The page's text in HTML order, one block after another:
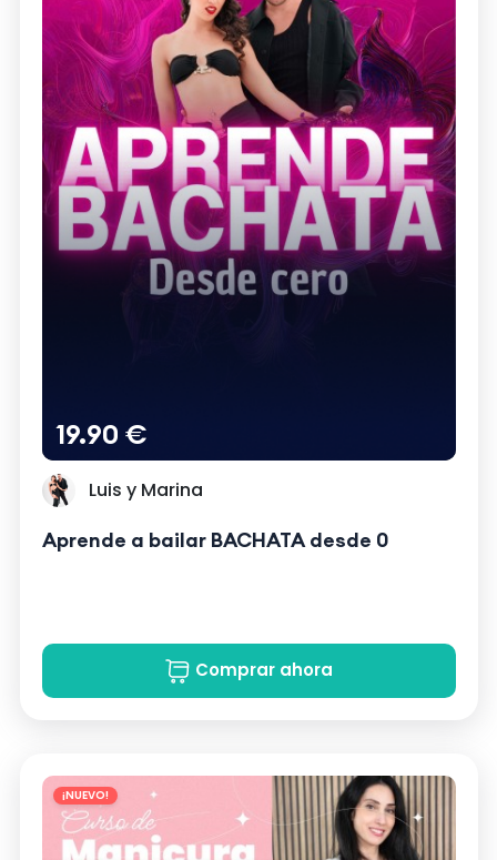
19.90 €
Luis y Marina
Aprende a bailar BACHATA desde 0
Comprar ahora
¡NUEVO!